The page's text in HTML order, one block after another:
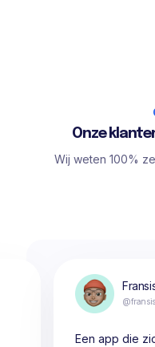
Onze
Wij weten 100%
Een app die